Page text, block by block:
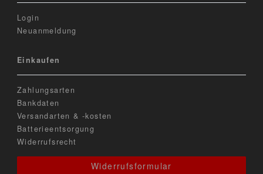
Login
Neuanmeldung
Einkaufen
Zahlungsarten
Bankdaten
Versandarten & -kosten
Batterieentsorgung
Widerrufsrecht
Widerrufsformular